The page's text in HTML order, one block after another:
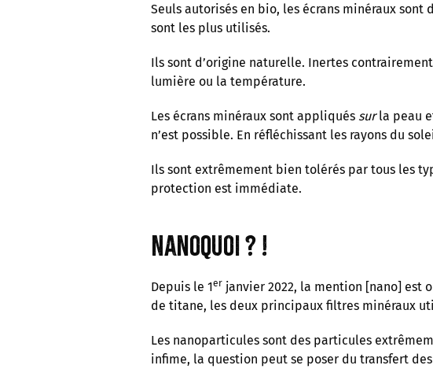
Seuls autorisés en bio, les écrans minéraux
sont les plus utilisés.
Ils sont d’origine naturelle. Inertes
lumière ou la température.
Les écrans minéraux sont appliqués surla peau
n’est possible. En réfléchissant les rayons du
Ils sont extrêmement bien tolérés par tous les
protection est immédiate.
Nanoquoi ? !
Depuis le 1er janvier 2022, la mention [nano] est
de titane, les deux principaux filtres minéraux
Les nanoparticules sont des particules
infime, la question peut se poser du transfert